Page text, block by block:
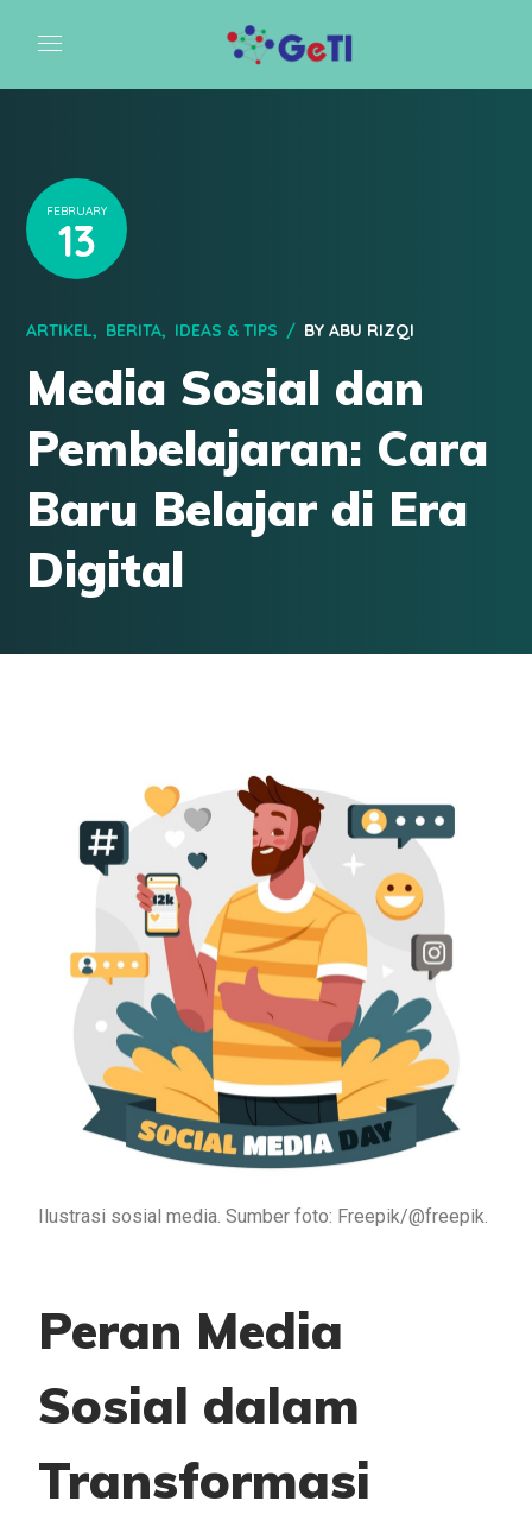
FEBRUARY
13
ARTIKEL BERITA IDEAS & TIPS BYABU RIZQI
Media Sosial dan
Pembelajaran: Cara
Baru Belajar di Era
Digital
Ilustrasi sosial media. Sumber foto: Freepik/@freepik.
Peran Media
Sosial dalam
Transformasi